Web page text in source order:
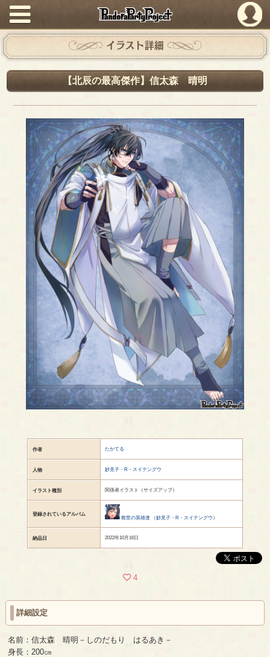
PandoraPartyProject
イラスト詳細
【北辰の最高傑作】信太森 晴明
作者 たかてる
人物 妙見子・R・スイテングウ
イラスト種別 関係者イラスト（サイズアップ）
登録されているアルバム
救世の英雄達 （妙見子・R・スイテングウ ）
納品日 2022年10月16日
4
詳細設定
名前：信太森 晴明－しのだもり はるあき－
身長：200㎝